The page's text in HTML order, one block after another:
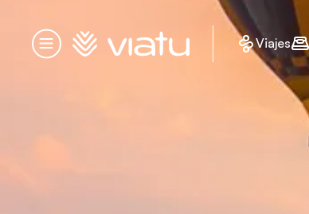
Menú
Página de inicio Viajes